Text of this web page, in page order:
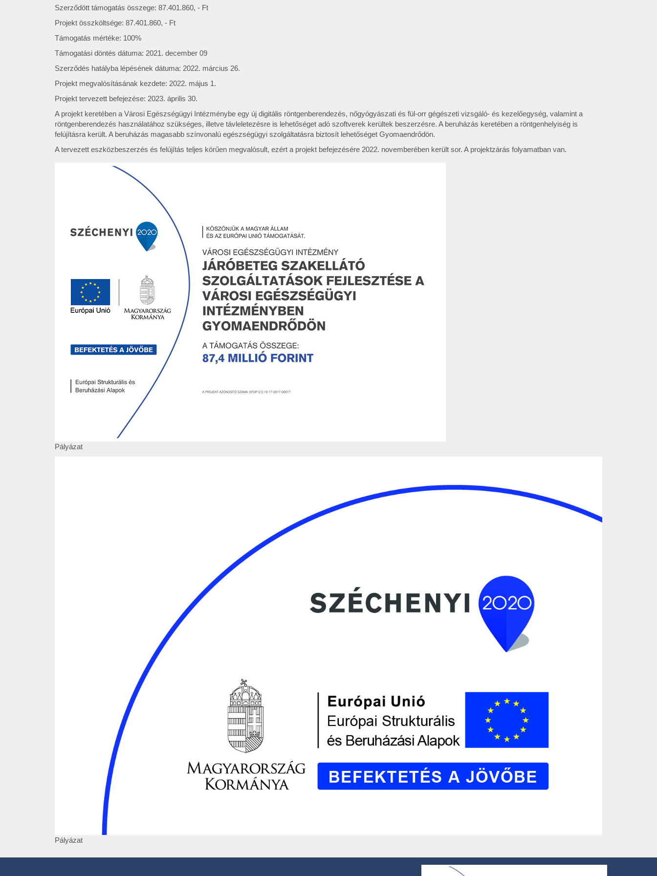
Szerződött támogatás összege: 87.401.860, - Ft
Projekt összköltsége: 87.401.860, - Ft
Támogatás mértéke: 100%
Támogatási döntés dátuma: 2021. december 09
Szerződés hatályba lépésének dátuma: 2022. március 26.
Projekt megvalósításának kezdete: 2022. május 1.
Projekt tervezett befejezése: 2023. április 30.
A projekt keretében a Városi Egészségügyi Intézménybe egy új digitális röntgenberendezés, nőgyógyászati és fül-orr gégészeti vizsgáló- és kezelőegység, valamint a
röntgenberendezés használatához szükséges, illetve távleletezésre is lehetőséget adó szoftverek kerültek beszerzésre. A beruházás keretében a röntgenhelyiség is
felújításra került. A beruházás magasabb színvonalú egészségügyi szolgáltatásra biztosít lehetőséget Gyomaendrődön.
A tervezett eszközbeszerzés és felújítás teljes körűen megvalósult, ezért a projekt befejezésére 2022. novemberében került sor. A projektzárás folyamatban van.
Pályázat
Pályázat
Pályázat
Pályázat